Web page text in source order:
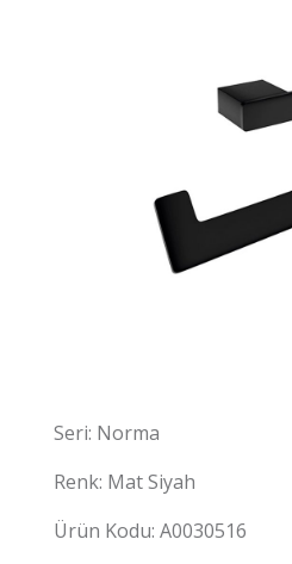
Seri: Norma
Renk: Mat Siyah
Ürün Kodu: A0030516